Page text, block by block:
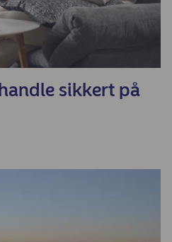
sikkert på